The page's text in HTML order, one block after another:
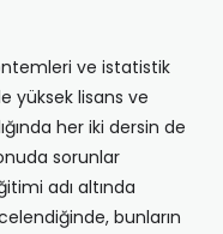
ve istatistik
yüksek lisans ve
her iki dersin de
sorunlar
adı altında
bunların